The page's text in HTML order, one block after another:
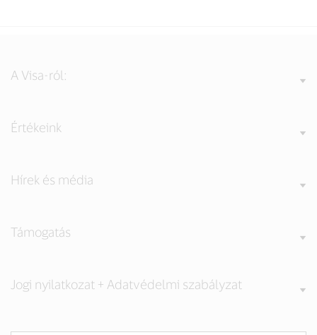
A Visa-ról:
Értékeink
Hírek és média
Támogatás
Jogi nyilatkozat + Adatvédelmi szabályzat